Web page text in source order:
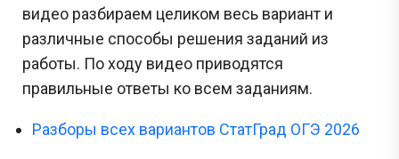
видео разбираем целиком весь вариант и
различные способы решения заданий из
работы. По ходу видео приводятся
правильные ответы ко всем заданиям.
Разборы всех вариантов СтатГрад ОГЭ 2026